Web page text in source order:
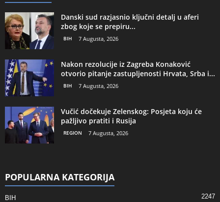
Danski sud razjasnio ključni detalj u aferi
zbog koje se prepiru...
BIH 7 Augusta, 2026
Nakon rezolucije iz Zagreba Konaković
otvorio pitanje zastupljenosti Hrvata, Srba i...
BIH 7 Augusta, 2026
Vučić dočekuje Zelenskog: Posjeta koju će
pažljivo pratiti i Rusija
REGION 7 Augusta, 2026
POPULARNA KATEGORIJA
BIH 2247